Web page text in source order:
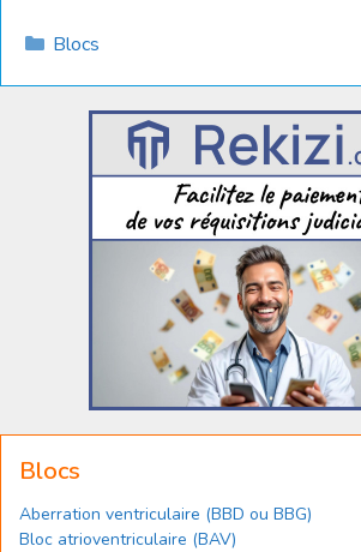
Catégories
Blocs
Blocs
Aberration ventriculaire (BBD ou BBG)
Bloc atrioventriculaire (BAV)